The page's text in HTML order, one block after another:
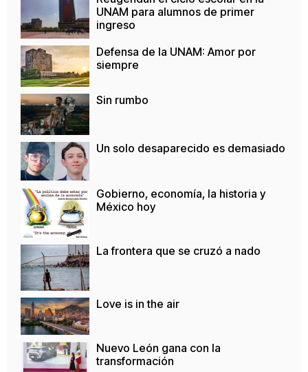
UNAM para alumnos de primer
ingreso
Defensa de la UNAM: Amor por
siempre
Sin rumbo
Un solo desaparecido es demasiado
Gobierno, economía, la historia y
México hoy
La frontera que se cruzó a nado
Love is in the air
Nuevo León gana con la
transformación